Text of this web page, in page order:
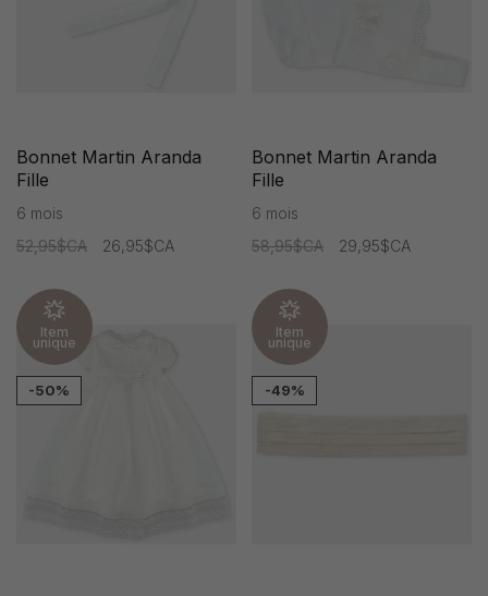
Bonnet Martin Aranda
Fille
6 mois
52,95$CA
26,95$CA
Bonnet Martin Aranda
Fille
6 mois
58,95$CA
29,95$CA
Item
unique
-50%
Item
unique
-49%